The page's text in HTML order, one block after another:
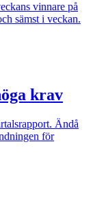
vinnare på
sämst i veckan.
krav
Ändå
för